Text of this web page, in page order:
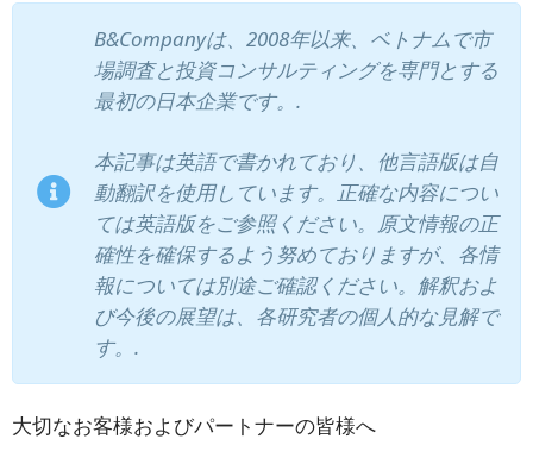
B&Companyは、2008年以来、ベトナムで市
場調査と投資コンサルティングを専門とする
最初の日本企業です。.
本記事は英語で書かれており、他言語版は自
動翻訳を使用しています。正確な内容につい
ては英語版をご参照ください。原文情報の正
確性を確保するよう努めておりますが、各情
報については別途ご確認ください。解釈およ
び今後の展望は、各研究者の個人的な見解で
す。.
大切なお客様およびパートナーの皆様へ